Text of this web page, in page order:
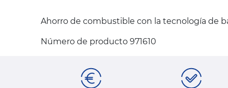
Ahorro de combustible con la tecnología de
Número de producto 971610